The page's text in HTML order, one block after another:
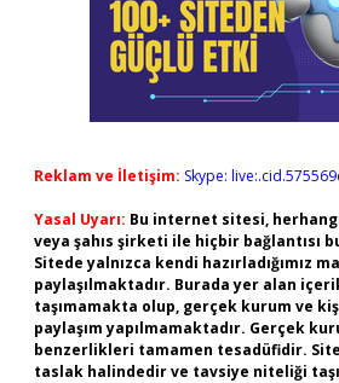
Reklam ve İletişim: Skype:
Yasal Uyarı: Bu internet sitesi,
veya şahıs şirketi ile hiçbir bağlantısı
Sitede yalnızca kendi hazırladığımız
paylaşılmaktadır. Burada yer alan
taşımamakta olup, gerçek kurum ve
paylaşım yapılmamaktadır. Gerçek
benzerlikleri tamamen tesadüfidir.
taslak halindedir ve tavsiye niteliği